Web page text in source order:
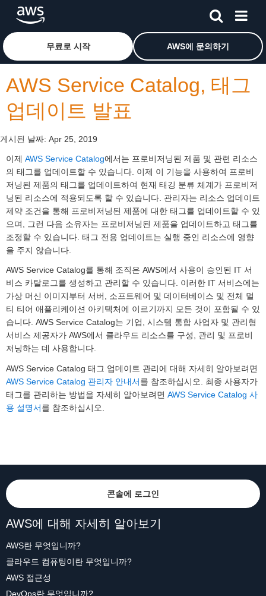
메인 콘텐츠로 건너뛰기Amazon Web Services 홈 페이지로 돌아가려면 여기를 클
무료로 시작 AWS에 문의하기
AWS Service Catalog, 태그
업데이트 발표
게시된 날짜: Apr 25, 2019
이제 AWS Service Catalog에서는 프로비저닝된 제품 및 관련 리소스
의 태그를 업데이트할 수 있습니다. 이제 이 기능을 사용하여 프로비
저닝된 제품의 태그를 업데이트하여 현재 태깅 분류 체계가 프로비저
닝된 리소스에 적용되도록 할 수 있습니다. 관리자는 리소스 업데이트
제약 조건을 통해 프로비저닝된 제품에 대한 태그를 업데이트할 수 있
으며, 그런 다음 소유자는 프로비저닝된 제품을 업데이트하고 태그를
조정할 수 있습니다. 태그 전용 업데이트는 실행 중인 리소스에 영향
을 주지 않습니다.
AWS Service Catalog를 통해 조직은 AWS에서 사용이 승인된 IT 서
비스 카탈로그를 생성하고 관리할 수 있습니다. 이러한 IT 서비스에는
가상 머신 이미지부터 서버, 소프트웨어 및 데이터베이스 및 전체 멀
티 티어 애플리케이션 아키텍처에 이르기까지 모든 것이 포함될 수 있
습니다. AWS Service Catalog는 기업, 시스템 통합 사업자 및 관리형
서비스 제공자가 AWS에서 클라우드 리소스를 구성, 관리 및 프로비
저닝하는 데 사용합니다.
AWS Service Catalog 태그 업데이트 관리에 대해 자세히 알아보려면
AWS Service Catalog 관리자 안내서를 참조하십시오. 최종 사용자가
태그를 관리하는 방법을 자세히 알아보려면 AWS Service Catalog 사
용 설명서를 참조하십시오.
콘솔에 로그인
AWS에 대해 자세히 알아보기
AWS란 무엇입니까?
클라우드 컴퓨팅이란 무엇입니까?
AWS 접근성
DevOps란 무엇입니까?